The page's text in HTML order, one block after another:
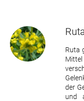
Ruta
der
und